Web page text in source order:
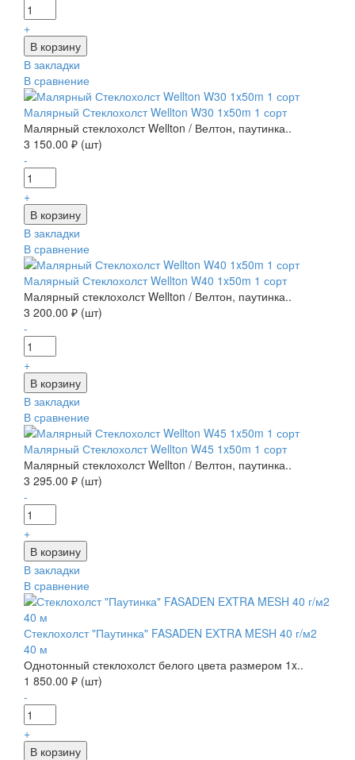
+
В закладки
В сравнение
Малярный Стеклохолст Wellton W30 1x50m 1 сорт
Малярный стеклохолст Wellton / Велтон, паутинка..
3 150.00 ₽ (шт)
-
+
В закладки
В сравнение
Малярный Стеклохолст Wellton W40 1x50m 1 сорт
Малярный стеклохолст Wellton / Велтон, паутинка..
3 200.00 ₽ (шт)
-
+
В закладки
В сравнение
Малярный Стеклохолст Wellton W45 1x50m 1 сорт
Малярный стеклохолст Wellton / Велтон, паутинка..
3 295.00 ₽ (шт)
-
+
В закладки
В сравнение
Стеклохолст "Паутинка" FASADEN EXTRA MESH 40 г/м2
40 м
Однотонный стеклохолст белого цвета размером 1x..
1 850.00 ₽ (шт)
-
+